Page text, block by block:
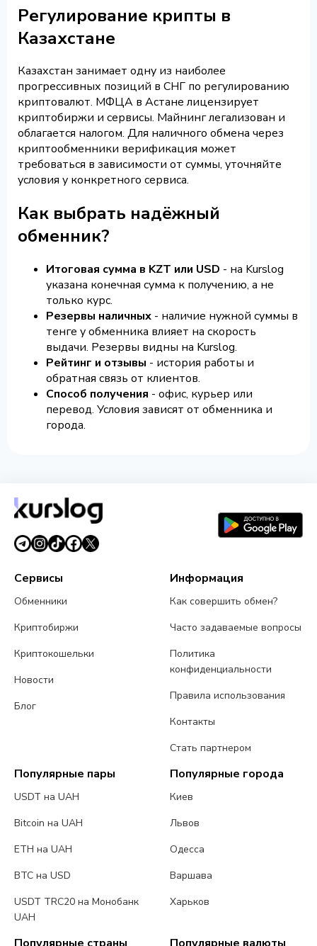
Регулирование крипты в
Казахстане
Казахстан занимает одну из наиболее
прогрессивных позиций в СНГ по регулированию
криптовалют. МФЦА в Астане лицензирует
криптобиржи и сервисы. Майнинг легализован и
облагается налогом. Для наличного обмена через
криптообменники верификация может
требоваться в зависимости от суммы, уточняйте
условия у конкретного сервиса.
Как выбрать надёжный
обменник?
Итоговая сумма в KZT или USD - на Kurslog
указана конечная сумма к получению, а не
только курс.
Резервы наличных - наличие нужной суммы в
тенге у обменника влияет на скорость
выдачи. Резервы видны на Kurslog.
Рейтинг и отзывы - история работы и
обратная связь от клиентов.
Способ получения - офис, курьер или
перевод. Условия зависят от обменника и
города.
Сервисы
Обменники
Криптобиржи
Криптокошельки
Новости
Блог
Информация
Как совершить обмен?
Часто задаваемые вопросы
Политика
конфиденциальности
Правила использования
Контакты
Стать партнером
Популярные пары
USDT на UAH
Bitcoin на UAH
ETH на UAH
BTC на USD
USDT TRC20 на Монобанк
UAH
Популярные города
Киев
Львов
Одесса
Варшава
Харьков